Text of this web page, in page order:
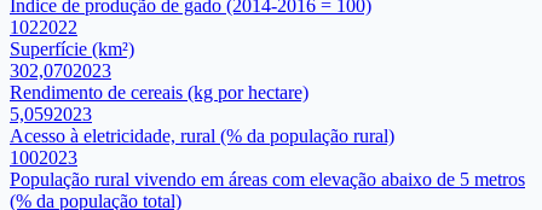
Índice de produção de gado (2014-2016 = 100)
1022022
Superfície (km²)
302,0702023
Rendimento de cereais (kg por hectare)
5,0592023
Acesso à eletricidade, rural (% da população rural)
1002023
População rural vivendo em áreas com elevação abaixo de 5 metros
(% da população total)